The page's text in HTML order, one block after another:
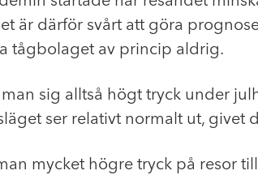
är därför svårt att göra
tågbolaget av princip aldrig.
sig alltså högt tryck under
ser relativt normalt ut, givet
mycket högre tryck på resor